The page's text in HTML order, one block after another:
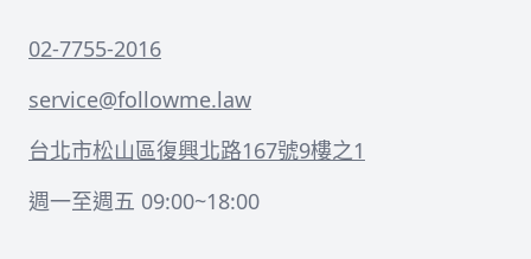
02-7755-2016
service@followme.law
台北市松山區復興北路167號9樓之1
週一至週五 09:00~18:00